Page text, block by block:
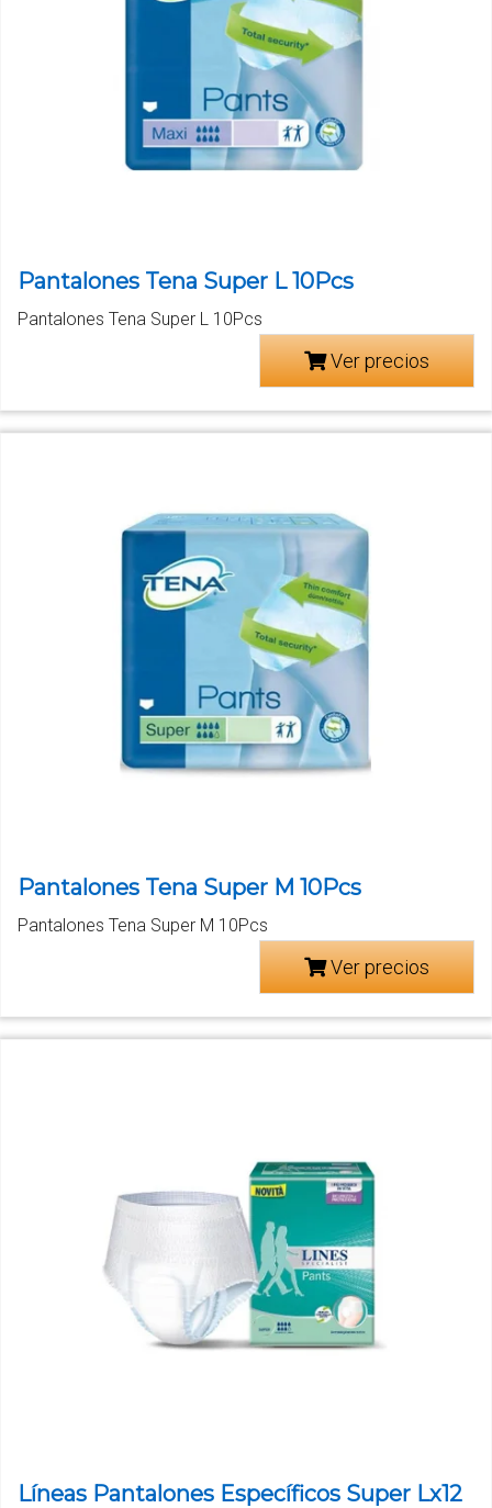
Pantalones Tena Super L 10Pcs
Pantalones Tena Super L 10Pcs
Ver precios
Pantalones Tena Super M 10Pcs
Pantalones Tena Super M 10Pcs
Ver precios
Líneas Pantalones Específicos Super Lx12